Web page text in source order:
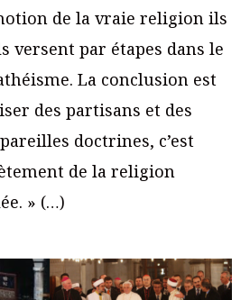
de la vraie religion ils
versent par étapes dans le
La conclusion est
des partisans et des
doctrines, c’est
de la religion
» (…)